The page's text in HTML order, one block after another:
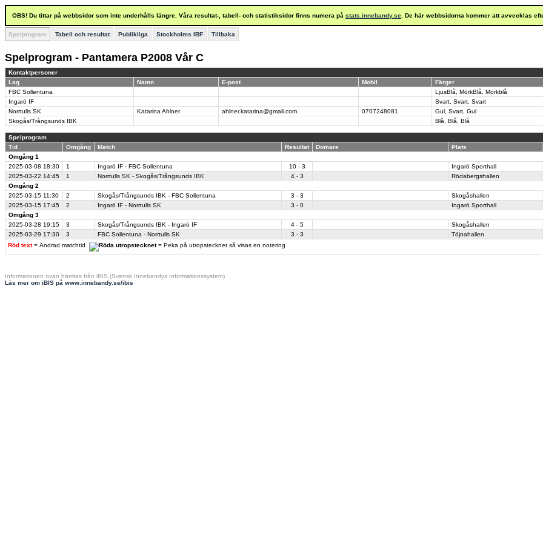
OBS! Du tittar på webbsidor som inte underhålls längre. Våra resultat-, tabell- och statistiksidor finns numera på stats.innebandy.se . De här webbsidorna kommer att avvecklas
Spelprogram Tabell och resultat Publikliga Stockholms IBF Tillbaka
Spelprogram - Pantamera P2008 Vår C
Kontaktpersoner
Lag
Namn E-post Mobil
Färger
FBC Sollentuna
LjusBlå, MörkBlå, Mörkblå
Ingarö IF
Svart, Svart, Svart
Norrtulls SK
Katarina Ahlner ahlner.katarina@gmail.com 0707248081
Gul, Svart, Gul
Skogås/Trångsunds IBK
Blå, Blå, Blå
Spelprogram
Tid
Omgång Match Resultat Domare Plats
Röd text = Ändrad matchtid = Peka på utropstecknet så visas en notering
Omgång 1
2025-03-08 18:30 1 Ingarö IF - FBC Sollentuna 10 - 3
Ingarö Sporthall
2025-03-22 14:45 1 Norrtulls SK - Skogås/Trångsunds IBK 4 - 3
Rödabergshallen
Omgång 2
2025-03-15 11:30 2 Skogås/Trångsunds IBK - FBC Sollentuna 3 - 3
Skogåshallen
2025-03-15 17:45 2 Ingarö IF - Norrtulls SK 3 - 0
Ingarö Sporthall
Omgång 3
2025-03-28 19:15 3 Skogås/Trångsunds IBK - Ingarö IF 4 - 5
Skogåshallen
2025-03-29 17:30 3 FBC Sollentuna - Norrtulls SK 3 - 3 Töjnahallen
Informationen ovan hämtas från iBIS (Svensk Innebandys Informationssystem)
Läs mer om iBIS på www.innebandy.se/ibis